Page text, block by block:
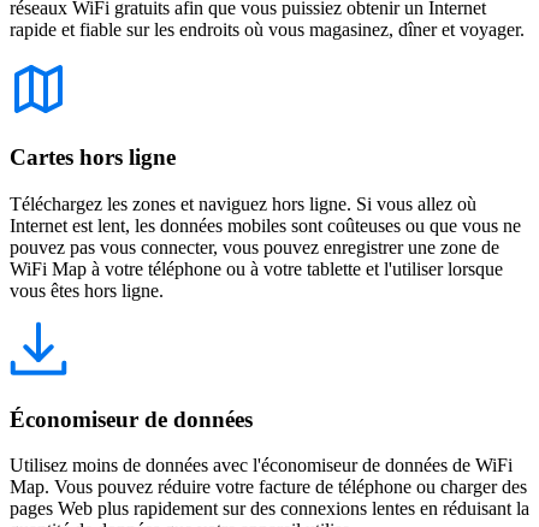
réseaux WiFi gratuits afin que vous puissiez obtenir un Internet
rapide et fiable sur les endroits où vous magasinez, dîner et voyager.
Cartes hors ligne
Téléchargez les zones et naviguez hors ligne. Si vous allez où
Internet est lent, les données mobiles sont coûteuses ou que vous ne
pouvez pas vous connecter, vous pouvez enregistrer une zone de
WiFi Map à votre téléphone ou à votre tablette et l'utiliser lorsque
vous êtes hors ligne.
Économiseur de données
Utilisez moins de données avec l'économiseur de données de WiFi
Map. Vous pouvez réduire votre facture de téléphone ou charger des
pages Web plus rapidement sur des connexions lentes en réduisant la